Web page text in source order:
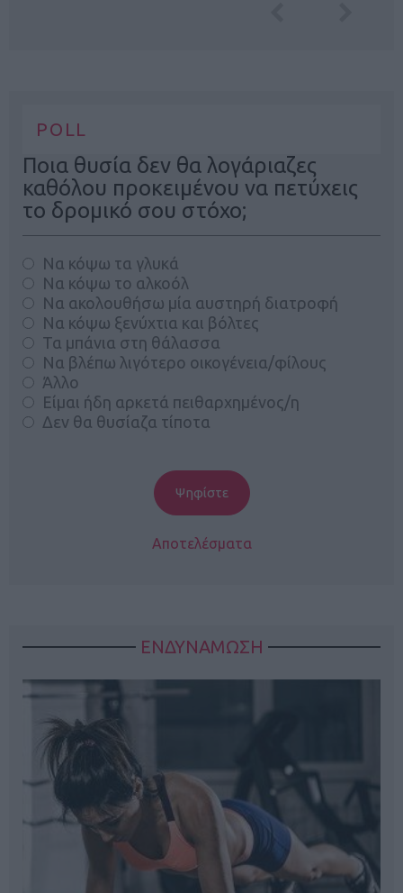
POLL
Ποια θυσία δεν θα λογάριαζες
καθόλου προκειμένου να πετύχεις
το δρομικό σου στόχο;
Να κόψω τα γλυκά
Να κόψω το αλκοόλ
Να ακολουθήσω μία αυστηρή διατροφή
Να κόψω ξενύχτια και βόλτες
Τα μπάνια στη θάλασσα
Να βλέπω λιγότερο οικογένεια/φίλους
Άλλο
Είμαι ήδη αρκετά πειθαρχημένος/η
Δεν θα θυσίαζα τίποτα
Αποτελέσματα
ΕΝΔΥΝΑΜΩΣΗ